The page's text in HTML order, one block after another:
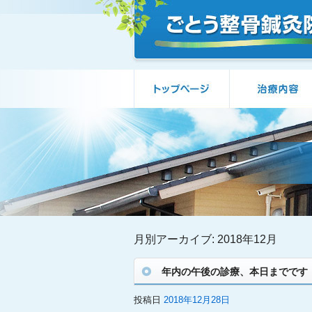
月別アーカイブ: 2018年12月
年内の午後の診療、本日までです
投稿日 2018年12月28日